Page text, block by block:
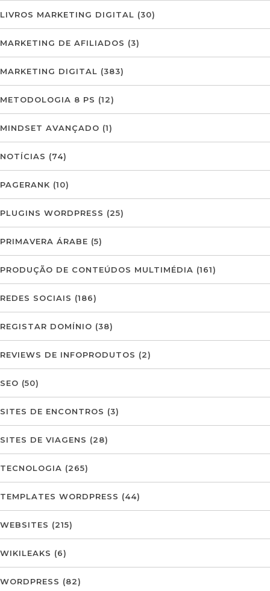
LIVROS MARKETING DIGITAL (30)
MARKETING DE AFILIADOS (3)
MARKETING DIGITAL (383)
METODOLOGIA 8 PS (12)
MINDSET AVANÇADO (1)
NOTÍCIAS (74)
PAGERANK (10)
PLUGINS WORDPRESS (25)
PRIMAVERA ÁRABE (5)
PRODUÇÃO DE CONTEÚDOS MULTIMÉDIA (161)
REDES SOCIAIS (186)
REGISTAR DOMÍNIO (38)
REVIEWS DE INFOPRODUTOS (2)
SEO (50)
SITES DE ENCONTROS (3)
SITES DE VIAGENS (28)
TECNOLOGIA (265)
TEMPLATES WORDPRESS (44)
WEBSITES (215)
WIKILEAKS (6)
WORDPRESS (82)